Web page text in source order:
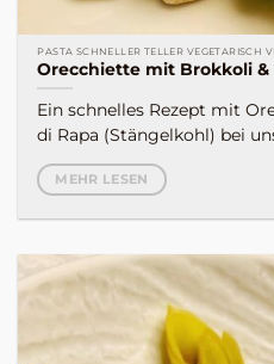
PASTA SCHNELLER TELLER VEGETARISCH
Orecchiette mit Brokkoli &
Ein schnelles Rezept mit
di Rapa (Stängelkohl) bei
MEHR LESEN